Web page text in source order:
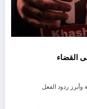
القضاء
وأبرز ردود الفعل